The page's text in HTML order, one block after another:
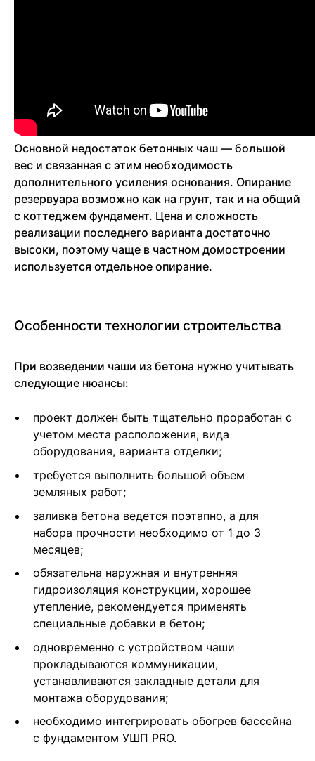
Основной недостаток бетонных чаш — большой
вес и связанная с этим необходимость
дополнительного усиления основания. Опирание
резервуара возможно как на грунт, так и на общий
с коттеджем фундамент. Цена и сложность
реализации последнего варианта достаточно
высоки, поэтому чаще в частном домостроении
используется отдельное опирание.
Особенности технологии строительства
При возведении чаши из бетона нужно учитывать
следующие нюансы:
проект должен быть тщательно проработан с
учетом места расположения, вида
оборудования, варианта отделки;
требуется выполнить большой объем
земляных работ;
заливка бетона ведется поэтапно, а для
набора прочности необходимо от 1 до 3
месяцев;
обязательна наружная и внутренняя
гидроизоляция конструкции, хорошее
утепление, рекомендуется применять
специальные добавки в бетон;
одновременно с устройством чаши
прокладываются коммуникации,
устанавливаются закладные детали для
монтажа оборудования;
необходимо интегрировать обогрев бассейна
с фундаментом УШП PRO.